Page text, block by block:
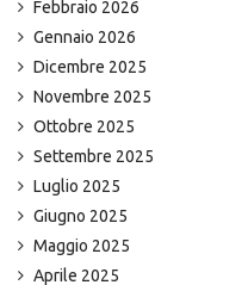
Febbraio 2026
Gennaio 2026
Dicembre 2025
Novembre 2025
Ottobre 2025
Settembre 2025
Luglio 2025
Giugno 2025
Maggio 2025
Aprile 2025